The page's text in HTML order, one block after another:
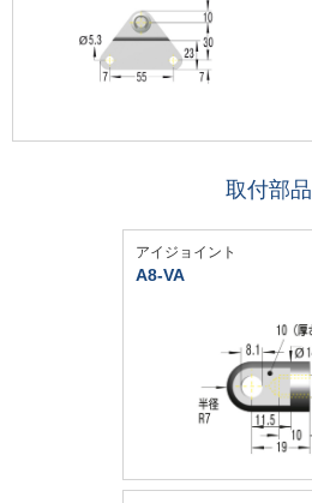
取付部品
アイジョイント
A8-VA